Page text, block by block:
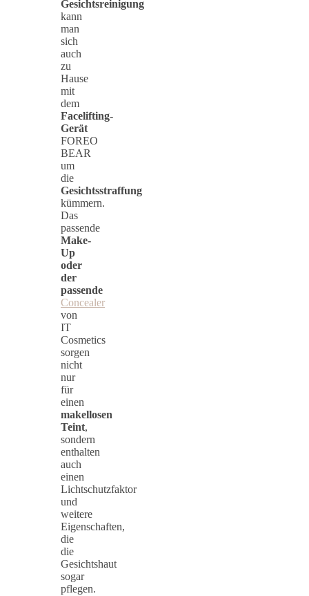
Gesichtsreinigung
kann
man
sich
auch
zu
Hause
mit
dem
Facelifting-
Gerät
FOREO
BEAR
um
die
Gesichtsstraffung
kümmern.
Das
passende
Make-
Up
oder
der
passende
Concealer
von
IT
Cosmetics
sorgen
nicht
nur
für
einen
makellosen
Teint,
sondern
enthalten
auch
einen
Lichtschutzfaktor
und
weitere
Eigenschaften,
die
die
Gesichtshaut
sogar
pflegen.